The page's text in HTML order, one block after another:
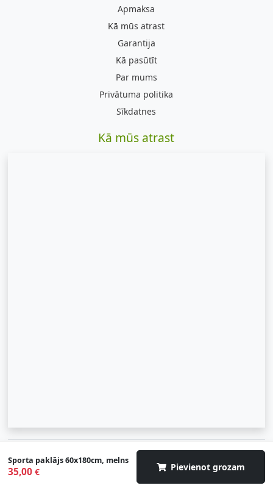
Sporta paklājs 60x180cm, melns
35,00€ Pievienot grozam
Apmaksa
Kā mūs atrast
Garantija
Kā pasūtīt
Par mums
Privātuma politika
Sīkdatnes
Kā mūs atrast
© 2007-2026 SIA "Zinva" | Morex.lv